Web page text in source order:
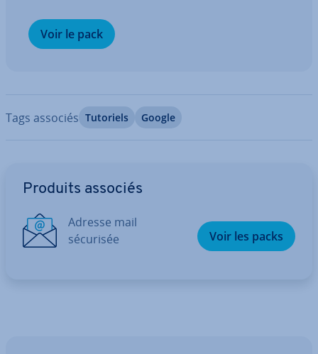
Voir le pack
Tags associés Tutoriels Google
Produits associés
Adresse mail
sécurisée
Voir les packs